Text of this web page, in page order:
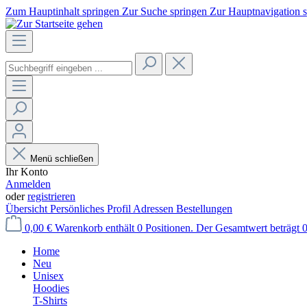
Zum Hauptinhalt springen Zur Suche springen Zur Hauptnavigation
Menü schließen
Ihr Konto
Anmelden
oderregistrieren
Übersicht Persönliches Profil Adressen Bestellungen
0,00 € Warenkorb enthält 0 Positionen. Der Gesamtwert beträgt
Home
Neu
Unisex
Hoodies
T-Shirts